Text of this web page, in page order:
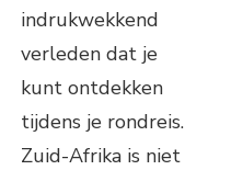
indrukwekkend
verleden dat je
kunt ontdekken
tijdens je rondreis.
Zuid-Afrika is niet